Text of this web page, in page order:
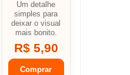
Um detalhe
simples para
deixar o visual
mais bonito.
R$ 5,90
Comprar